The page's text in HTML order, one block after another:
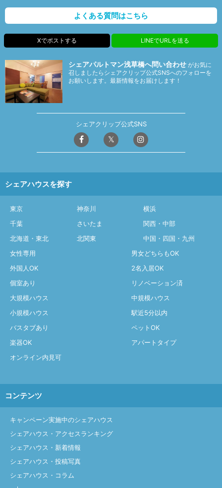
よくある質問はこちら
Xでポストする LINEでURLを送る
シェアパルトマン浅草橋へ問い合わせ がお気に
召しましたらシェアクリップ公式SNSへのフォローを
お願いします。最新情報をお届けします！
シェアクリップ公式SNS
シェアハウスを探す
東京 神奈川
横浜
千葉
さいたま
関西・中部
北海道・東北
北関東
中国・四国・九州
女性専用
男女どちらもOK
外国人OK
2名入居OK
個室あり
リノベーション済
大規模ハウス
中規模ハウス
小規模ハウス
駅近5分以内
バスタブあり
ペットOK
楽器OK
アパートタイプ
オンライン内見可
コンテンツ
キャンペーン実施中のシェアハウス
シェアハウス・アクセスランキング
シェアハウス・新着情報
シェアハウス・投稿写真
シェアハウス・コラム